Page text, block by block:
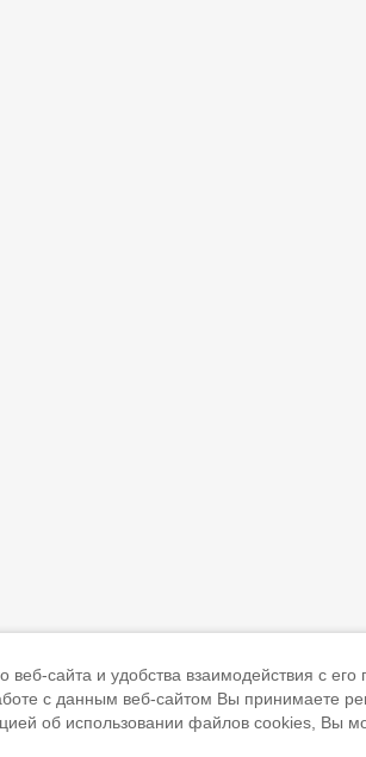
сайта и удобства взаимодействия с его
с данным веб-сайтом Вы принимаете
об использовании файлов cookies, Вы